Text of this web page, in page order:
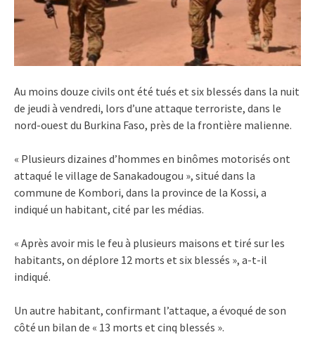
Au moins douze civils ont été tués et six blessés dans la nuit
de jeudi à vendredi, lors d’une attaque terroriste, dans le
nord-ouest du Burkina Faso, près de la frontière malienne.
« Plusieurs dizaines d’hommes en binômes motorisés ont
attaqué le village de Sanakadougou », situé dans la
commune de Kombori, dans la province de la Kossi, a
indiqué un habitant, cité par les médias.
« Après avoir mis le feu à plusieurs maisons et tiré sur les
habitants, on déplore 12 morts et six blessés », a-t-il
indiqué.
Un autre habitant, confirmant l’attaque, a évoqué de son
côté un bilan de « 13 morts et cinq blessés ».